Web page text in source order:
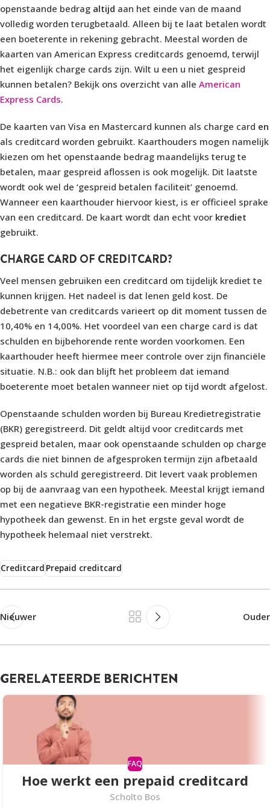
openstaande bedrag altijd aan het einde van de maand
volledig worden terugbetaald. Alleen bij te laat betalen wordt
een boeterente in rekening gebracht. Meestal worden de
kaarten van American Express creditcards genoemd, terwijl
het eigenlijk charge cards zijn. Wilt u een u niet gespreid
kunnen betalen? Bekijk ons overzicht van alle American
Express Cards.
De kaarten van Visa en Mastercard kunnen als charge card en
als creditcard worden gebruikt. Kaarthouders mogen namelijk
kiezen om het openstaande bedrag maandelijks terug te
betalen, maar gespreid aflossen is ook mogelijk. Dit laatste
wordt ook wel de ‘gespreid betalen faciliteit’ genoemd.
Wanneer een kaarthouder hiervoor kiest, is er officieel sprake
van een creditcard. De kaart wordt dan echt voor krediet
gebruikt.
CHARGE CARD OF CREDITCARD?
Veel mensen gebruiken een creditcard om tijdelijk krediet te
kunnen krijgen. Het nadeel is dat lenen geld kost. De
debetrente van creditcards varieert op dit moment tussen de
10,40% en 14,00%. Het voordeel van een charge card is dat
schulden en bijbehorende rente worden voorkomen. Een
kaarthouder heeft hiermee meer controle over zijn financiële
situatie. N.B.: ook dan blijft het probleem dat iemand
boeterente moet betalen wanneer niet op tijd wordt afgelost.
Openstaande schulden worden bij Bureau Kredietregistratie
(BKR) geregistreerd. Dit geldt altijd voor creditcards met
gespreid betalen, maar ook openstaande schulden op charge
cards die niet binnen de afgesproken termijn zijn afbetaald
worden als schuld geregistreerd. Dit levert vaak problemen
op bij de aanvraag van een hypotheek. Meestal krijgt iemand
met een negatieve BKR-registratie een minder hoge
hypotheek dan gewenst. En in het ergste geval wordt de
hypotheek helemaal niet verstrekt.
CreditcardPrepaid creditcard
Nieuwer Ouder
GERELATEERDE BERICHTEN
FAQ
Hoe werkt een prepaid creditcard
Scholto Bos